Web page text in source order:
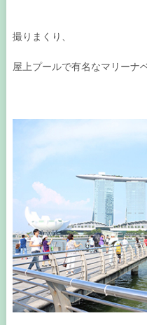
撮りまくり、
屋上プールで有名なマリーナ